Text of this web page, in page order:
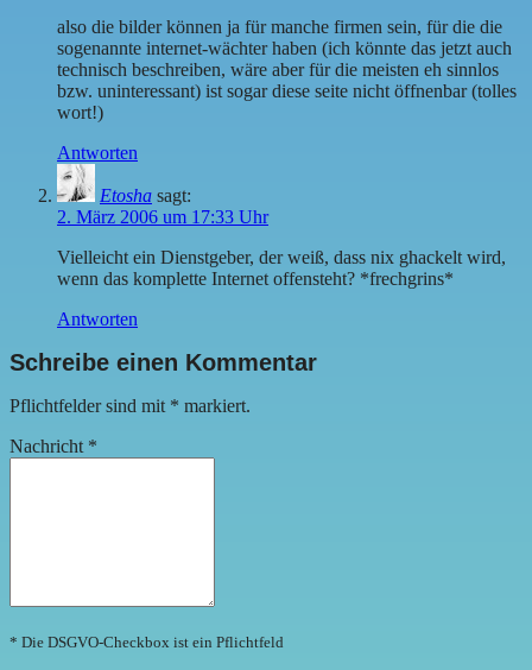
also die bilder können ja für manche firmen sein, für die die
sogenannte internet-wächter haben (ich könnte das jetzt auch
technisch beschreiben, wäre aber für die meisten eh sinnlos
bzw. uninteressant) ist sogar diese seite nicht öffnenbar (tolles
wort!)
Antworten
Etosha sagt:
2. März 2006 um 17:33 Uhr
Vielleicht ein Dienstgeber, der weiß, dass nix ghackelt wird,
wenn das komplette Internet offensteht? *frechgrins*
Antworten
Schreibe einen Kommentar
Pflichtfelder sind mit * markiert.
Nachricht *
* Die DSGVO-Checkbox ist ein Pflichtfeld